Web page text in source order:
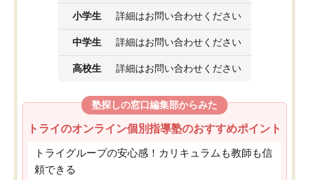
小学生 詳細はお問い合わせください
中学生 詳細はお問い合わせください
高校生 詳細はお問い合わせください
塾探しの窓口編集部からみた
トライのオンライン個別指導塾のおすすめポイント
トライグループの安心感！カリキュラムも教師も信
頼できる